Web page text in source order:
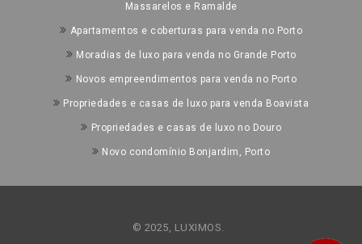
Massarelos e Ramalde
Apartamentos e coberturas para venda no Porto
Moradias de luxo para venda no Grande Porto
Novos empreendimentos para venda no Porto
Propriedades e casas de luxo para venda Boavista
Propriedades e casas de luxo no Douro
Novo condomínio Bonjardim, Porto
© 2025, LUXIMOS.